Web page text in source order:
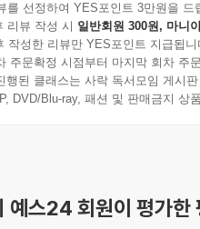
을 알기 위해서는 결별이 필
침내 당도한 비밀의 문 앞에
의 쾌락주의 독서법
게 좋을까요? 고전은 지루하
람들이 흔히 하는 고민이다.
우리를 짜증 나게 하는 책이라면
를 선정하여 YES포인트 3만원을 드
리뷰 작성 시 일반회원 300원, 마니
작성한 리뷰만 YES포인트 지급됩니
주문확정 시점부터 마지막 회차 주
행된 클래스는 사락 독서모임 게시
DVD/Blu-ray, 패션 및 판매금지 상
예스24 회원이 평가한